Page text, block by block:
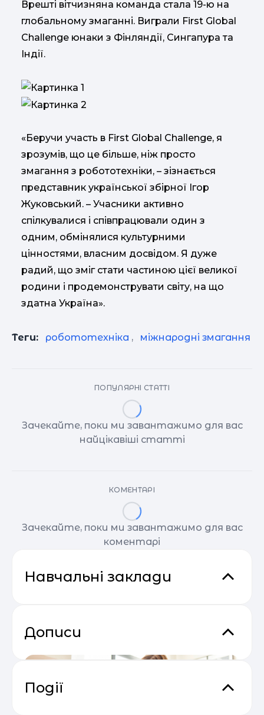
Врешті вітчизняна команда стала 19-ю на
глобальному змаганні. Виграли First Global
Challenge юнаки з Фінляндії, Сингапура та
Індії.
«Беручи участь в First Global Challenge, я
зрозумів, що це більше, ніж просто
змагання з робототехніки, – зізнається
представник української збірної Ігор
Жуковський. – Учасники активно
спілкувалися і співпрацювали один з
одним, обмінялися культурними
цінностями, власним досвідом. Я дуже
радий, що зміг стати частиною цієї великої
родини і продемонструвати світу, на що
здатна Україна».
Теги: робототехніка , міжнародні змагання
ПОПУЛЯРНІ СТАТТІ
Зачекайте, поки ми завантажимо для вас
найцікавіші статті
КОМЕНТАРІ
Зачекайте, поки ми завантажимо для вас
коментарі
Навчальні заклади
Дописи
Події